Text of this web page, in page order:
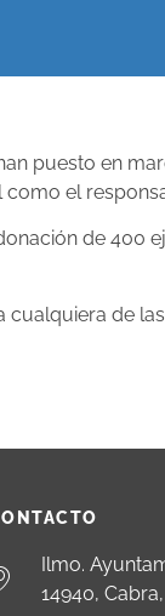
puesto en
el
de
de
Ilmo.
14940,